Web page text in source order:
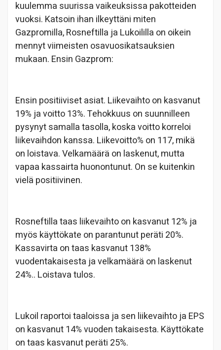
kuulemma suurissa vaikeuksissa pakotteiden
vuoksi. Katsoin ihan ilkeyttäni miten
Gazpromilla, Rosneftilla ja Lukoililla on oikein
mennyt viimeisten osavuosikatsauksien
mukaan. Ensin Gazprom:
Ensin positiiviset asiat. Liikevaihto on kasvanut
19% ja voitto 13%. Tehokkuus on suunnilleen
pysynyt samalla tasolla, koska voitto korreloi
liikevaihdon kanssa. Liikevoitto% on 117, mikä
on loistava. Velkamäärä on laskenut, mutta
vapaa kassairta huonontunut. On se kuitenkin
vielä positiivinen.
Rosneftilla taas liikevaihto on kasvanut 12% ja
myös käyttökate on parantunut peräti 20%.
Kassavirta on taas kasvanut 138%
vuodentakaisesta ja velkamäärä on laskenut
24%.. Loistava tulos.
Lukoil raportoi taaloissa ja sen liikevaihto ja EPS
on kasvanut 14% vuoden takaisesta. Käyttökate
on taas kasvanut peräti 25%.